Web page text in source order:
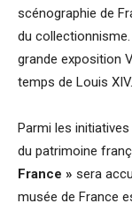
scénographie de
du collectionnisme.
grande exposition
temps de Louis XIV.
Parmi les
du patrimoine
France » sera
musée de France